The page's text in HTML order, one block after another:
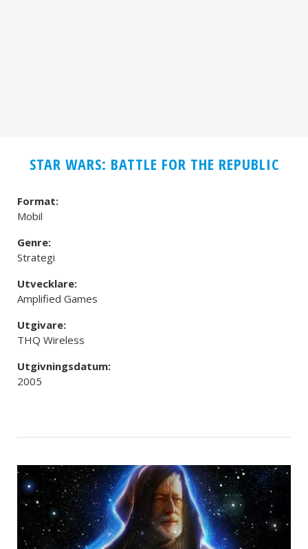
STAR WARS: BATTLE FOR THE REPUBLIC
Format:
Mobil
Genre:
Strategi
Utvecklare:
Amplified Games
Utgivare:
THQ Wireless
Utgivningsdatum:
2005